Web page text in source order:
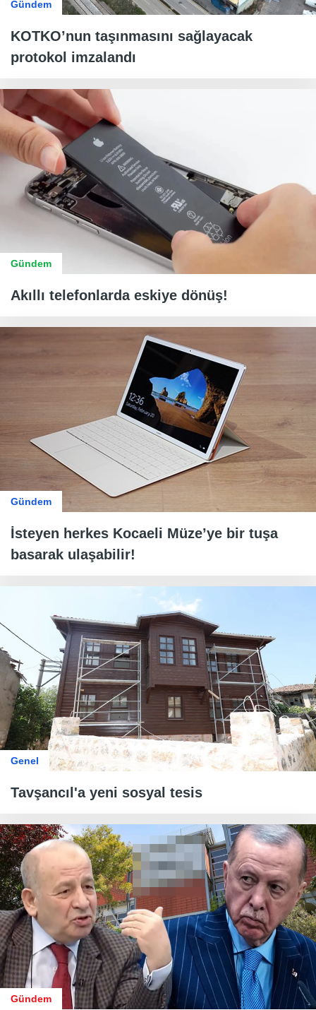
Gündem
KOTKO’nun taşınmasını sağlayacak
protokol imzalandı
Gündem
Akıllı telefonlarda eskiye dönüş!
Gündem
İsteyen herkes Kocaeli Müze’ye bir tuşa
basarak ulaşabilir!
Genel
Tavşancıl'a yeni sosyal tesis
Gündem